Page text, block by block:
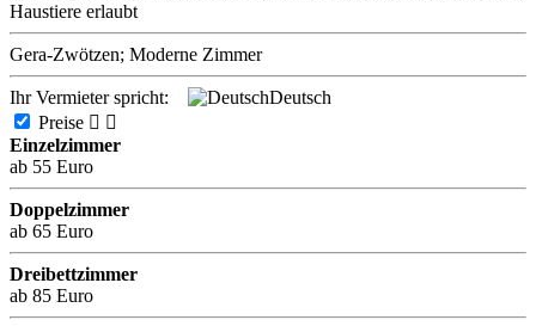
Haustiere erlaubt
Gera-Zwötzen; Moderne Zimmer
Ihr Vermieter spricht:
Deutsch
Preise  
Einzelzimmer
ab 55 Euro
Doppelzimmer
ab 65 Euro
Dreibettzimmer
ab 85 Euro